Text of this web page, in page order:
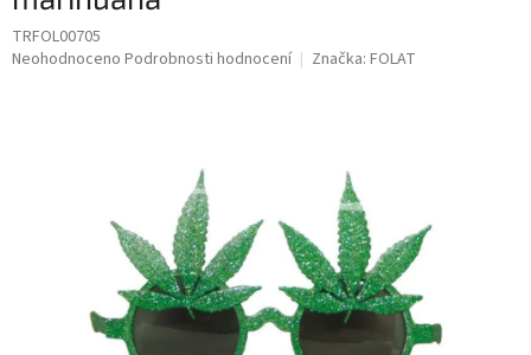
TRFOL00705
Průměrné
Neohodnoceno Podrobnosti hodnocení Značka: FOLAT